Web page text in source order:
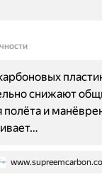
снижают
и